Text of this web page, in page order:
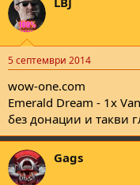
5 септември 2014
wow-one.com
Emerald Dream - 1x
без донации и такви
Gags